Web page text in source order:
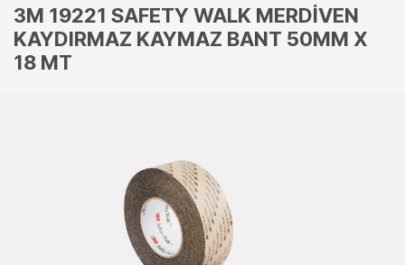
3M 19221 SAFETY WALK MERDİVEN
KAYDIRMAZ KAYMAZ BANT 50MM X
18 MT